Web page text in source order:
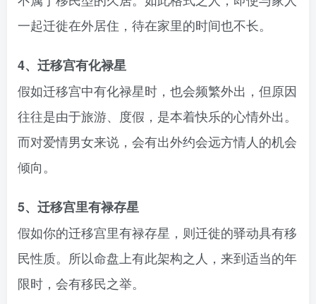
一起迁徙在外居住，待在家里的时间也不长。
4、迁移宫有化禄星
假如迁移宫中有化禄星时，也会频繁外出，但原因
往往是由于旅游、度假，是本着快乐的心情外出。
而对爱情男女来说，会有出外约会远方情人的机会
倾向。
5、迁移宫里有禄存星
假如你的迁移宫里有禄存星，则迁徙的驿动具有移
民性质。所以命盘上有此架构之人，来到适当的年
限时，会有移民之举。